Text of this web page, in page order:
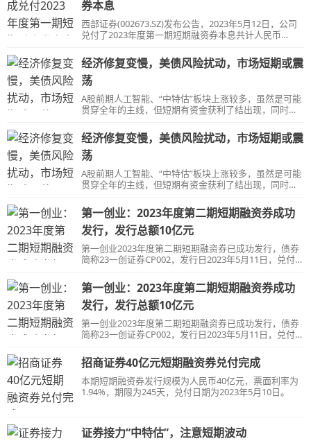
券本息
西部证券(002673.SZ)发布公告，2023年5月12日，公司
兑付了2023年度第一期短期融资券本息共计人民币
经济修复变慢，美债风险扰动，市场短期或震
荡
A股前期人工智能、“中特估”板块上涨较多，虽然是可能
贯穿全年的主线，但短期有资金获利了结出现，同时内
经济修复变慢，美债风险扰动，市场短期或震
荡
A股前期人工智能、“中特估”板块上涨较多，虽然是可能
贯穿全年的主线，但短期有资金获利了结出现，同时内
第一创业：2023年度第二期短期融资券成功
发行，发行总额10亿元
第一创业2023年度第二期短期融资券已成功发行，债券
简称23一创证券CP002，发行日2023年5月11日，兑付日
亿元，发行利率2.55%。
第一创业：2023年度第二期短期融资券成功
发行，发行总额10亿元
第一创业2023年度第二期短期融资券已成功发行，债券
简称23一创证券CP002，发行日2023年5月11日，兑付日
亿元，发行利率2.55%。
招商证券40亿元短期融资券兑付完成
本期短期融资券发行规模为人民币40亿元，票面利率为
1.94%，期限为245天，兑付日期为2023年5月10日。
证券接力“中特估”，注意短期波动